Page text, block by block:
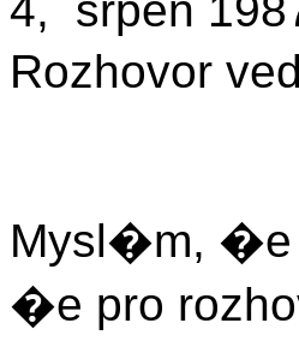
Rozhovor
Mysl�m, �e
�e pro